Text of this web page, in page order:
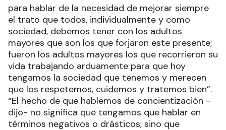
para hablar de la necesidad de mejorar siempre
el trato que todos, individualmente y como
sociedad, debemos tener con los adultos
mayores que son los que forjaron este presente;
fueron los adultos mayores los que recorrieron su
vida trabajando arduamente para que hoy
tengamos la sociedad que tenemos y merecen
que los respetemos, cuidemos y tratemos bien”.
“El hecho de que hablemos de concientización –
dijo- no significa que tengamos que hablar en
términos negativos o drásticos, sino que